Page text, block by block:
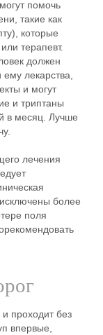
помочь
такие как
которые
терапевт.
должен
лекарства,
и могут
и триптаны
в месяц. Лучше
лечения
более
поля
проходит без
впервые,